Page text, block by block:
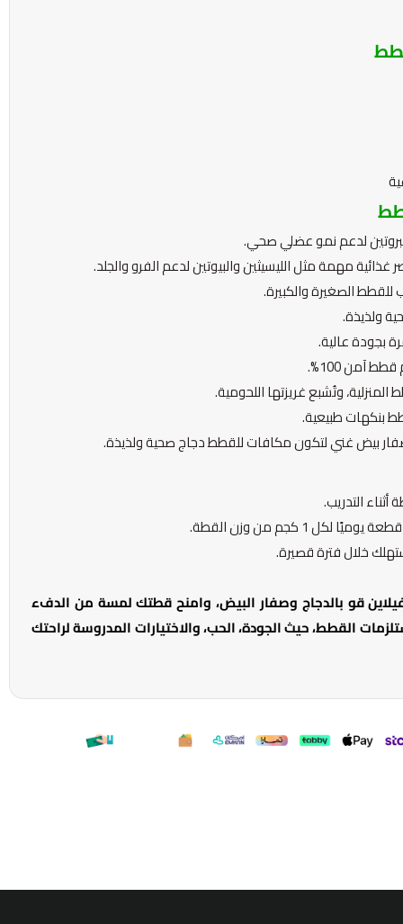
لدعم نمو عضلي صحي.
مهمة مثل الليسيثين والبيوتين لدعم الفرو والجلد.
الصغيرة والكبيرة.
ولذيذة.
آمن 100%.
وتُشبع غريزتها اللحومية.
بنكهات طبيعية.
بيض غني لتكون مكافات للقطط دجاج صحية ولذيذة.
التدريب.
خلال فترة قصيرة.
قو بالدجاج وصفار البيض، وامنح قطتك لمسة من الدفء
القطط، حيث الجودة، الحب، والاختيارات المدروسة لراحتك